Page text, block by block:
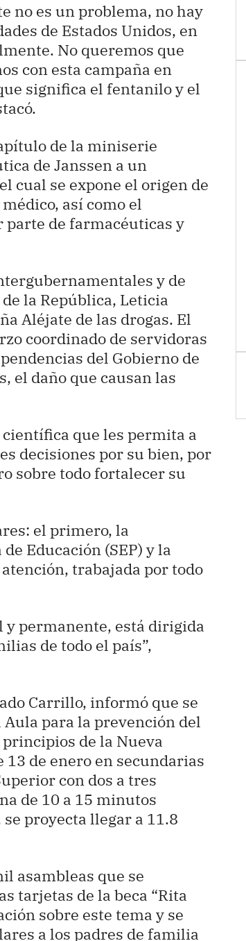
no es un problema, no hay
de Estados Unidos, en
No queremos que
con esta campaña en
significa el fentanilo y el
de la miniserie
de Janssen a un
cual se expone el origen de
así como el
de farmacéuticas y
y de
la República, Leticia
Aléjate de las drogas. El
coordinado de servidoras
del Gobierno de
el daño que causan las
que les permita a
decisiones por su bien, por
sobre todo fortalecer su
el primero, la
Educación (SEP) y la
trabajada por todo
y permanente, está dirigida
de todo el país”,
Carrillo, informó que se
para la prevención del
principios de la Nueva
de enero en secundarias
con dos a tres
de 10 a 15 minutos
proyecta llegar a 11.8
asambleas que se
tarjetas de la beca “Rita
sobre este tema y se
a los padres de familia